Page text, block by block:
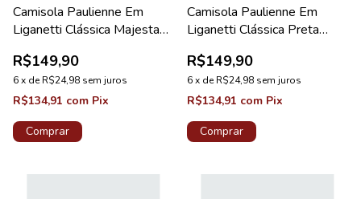
Camisola Paulienne Em
Liganetti Clássica Majestade
R$149,90
6x deR$24,98 sem juros
R$134,91 com Pix
Comprar
Camisola Paulienne Em
Liganetti Clássica Preta
R$149,90
6x deR$24,98 sem juros
R$134,91 com Pix
Comprar